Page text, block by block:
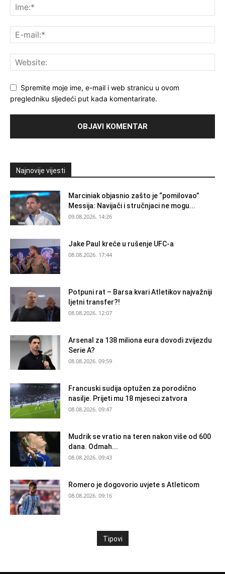
Spremite moje ime, e-mail i web stranicu u ovom
pregledniku sljedeći put kada komentarirate.
Najnovije vijesti
Marciniak objasnio zašto je “pomilovao”
Messija: Navijači i stručnjaci ne mogu...
09.08.2026. 14:26
Jake Paul kreće u rušenje UFC-a
08.08.2026. 17:44
Potpuni rat – Barsa kvari Atletikov najvažniji
ljetni transfer?!
08.08.2026. 12:07
Arsenal za 138 miliona eura dovodi zvijezdu
Serie A?
08.08.2026. 09:59
Francuski sudija optužen za porodično
nasilje. Prijeti mu 18 mjeseci zatvora
08.08.2026. 09:47
Mudrik se vratio na teren nakon više od 600
dana. Odmah...
08.08.2026. 09:43
Romero je dogovorio uvjete s Atleticom
08.08.2026. 09:16
Tipovi